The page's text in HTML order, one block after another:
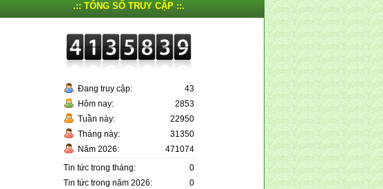
.:: TỔNG SỐ TRUY CẬP ::.
Đang truy cập:
43
Hôm nay:
2853
Tuần này:
22950
Tháng này:
31350
Năm 2026:
471074
Tin tức trong tháng:
0
Tin tức trong năm 2026:
0